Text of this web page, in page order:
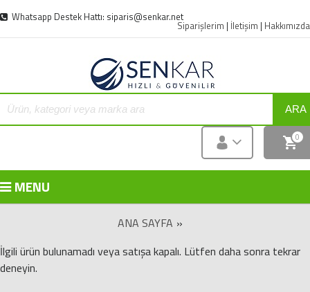
Whatsapp Destek Hattı: siparis@senkar.net
Siparişlerim | İletişim | Hakkımızda
ARA
0
MENU
ANA SAYFA »
İlgili ürün bulunamadı veya satışa kapalı. Lütfen daha sonra tekrar
deneyin.